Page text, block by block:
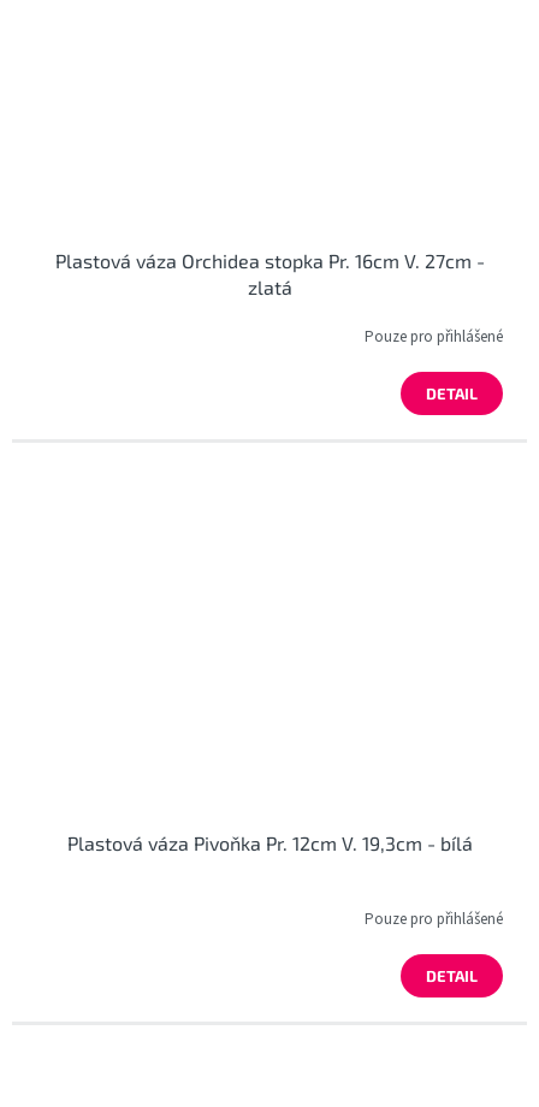
Plastová váza Orchidea stopka Pr. 16cm V. 27cm -
zlatá
Pouze pro přihlášené
DETAIL
Plastová váza Pivoňka Pr. 12cm V. 19,3cm - bílá
Pouze pro přihlášené
DETAIL